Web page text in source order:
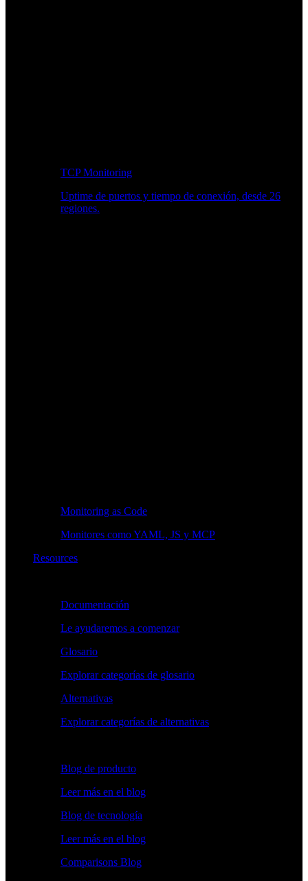
TCP Monitoring
Uptime de puertos y tiempo de conexión, desde 26
regiones.
Monitoring as Code
Monitores como YAML, JS y MCP
Resources
Documentación
Le ayudaremos a comenzar
Glosario
Explorar categorías de glosario
Alternativas
Explorar categorías de alternativas
Blog de producto
Leer más en el blog
Blog de tecnología
Leer más en el blog
Comparisons Blog